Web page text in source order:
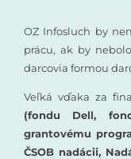
OZ Infosluch by
prácu, ak by
darcovia formou
Veľká vďaka za
(fondu Dell,
grantovému
ČSOB nadácii,